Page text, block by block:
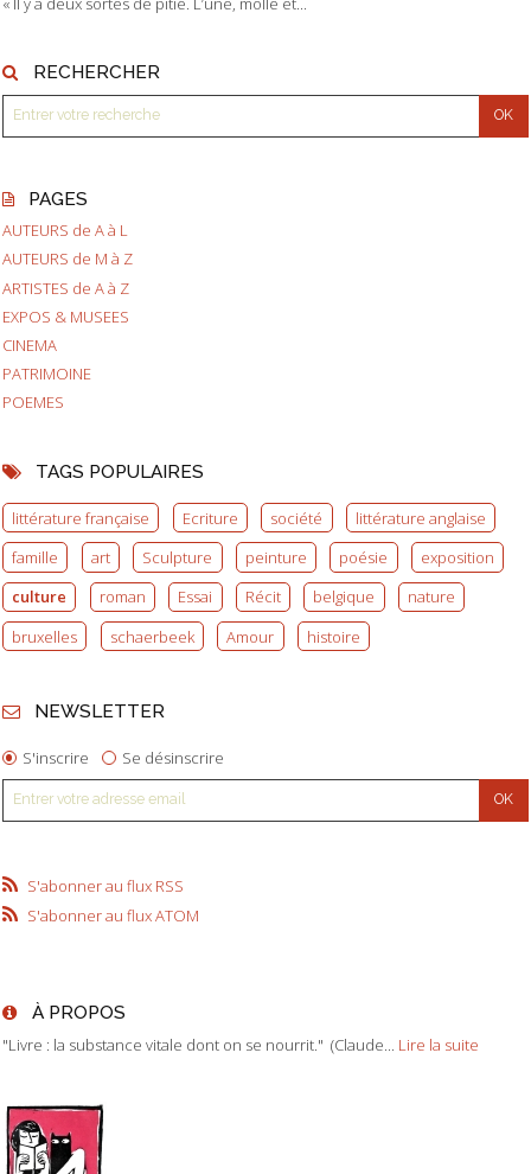
RECHERCHER
PAGES
AUTEURS de A à L
AUTEURS de M à Z
ARTISTES de A à Z
EXPOS & MUSEES
CINEMA
PATRIMOINE
POEMES
TAGS POPULAIRES
littérature française Ecriture société
littérature anglaise
famille
art Sculpture peinture poésie
exposition
culture
roman Essai Récit belgique
nature
bruxelles
schaerbeek Amour histoire
NEWSLETTER
S'inscrire Se désinscrire
S'abonner au flux RSS
S'abonner au flux ATOM
À PROPOS
"Livre : la substance vitale dont on se nourrit." (Claude... Lire la suite